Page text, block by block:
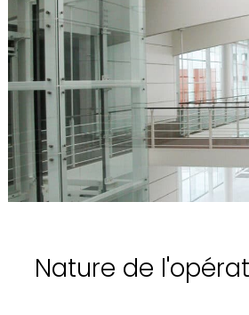
Nature de